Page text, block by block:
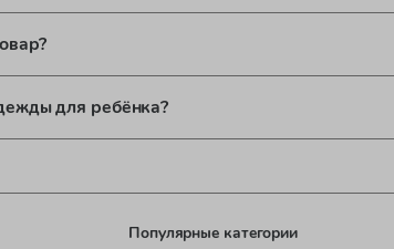
для ребёнка?
Популярные категории